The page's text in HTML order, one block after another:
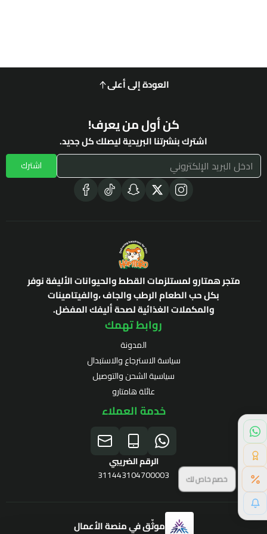
العودة إلى أعلى
كن أول من يعرف!
اشترك بنشرتنا البريدية ليصلك كل جديد.
اشترك
متجر همتارو لمستلزمات القطط والحيوانات الأليفة نوفر
بكل حب الطعام الرطب والجاف ،والفيتامينات
والمكملات الغذائية لصحة أليفك المفضل.
روابط تهمك
المدونة
سياسة الاسترجاع والاستبدال
سياسية الشحن والتوصيل
عائلة هامتارو
خدمة العملاء
الرقم الضريبي
311443104700003
موثّق في منصة الأعمالبرنامج الولاء